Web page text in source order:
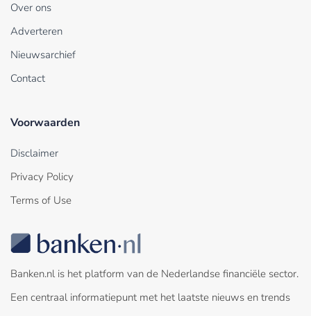
Over ons
Adverteren
Nieuwsarchief
Contact
Voorwaarden
Disclaimer
Privacy Policy
Terms of Use
Banken.nl is het platform van de Nederlandse financiële sector.
Een centraal informatiepunt met het laatste nieuws en trends